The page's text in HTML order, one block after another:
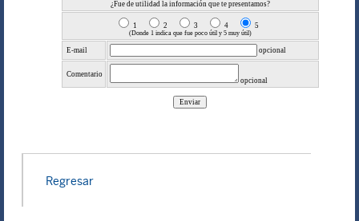
Regresar